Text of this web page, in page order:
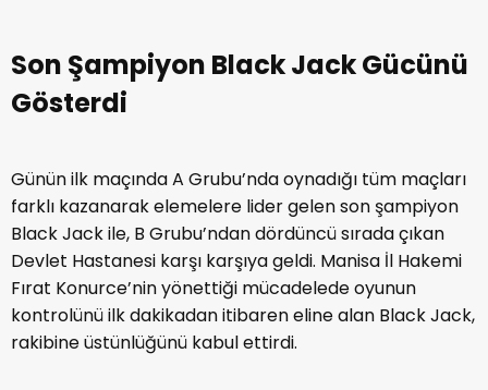
Son Şampiyon Black Jack Gücünü
Gösterdi
Günün ilk maçında A Grubu’nda oynadığı tüm maçları
farklı kazanarak elemelere lider gelen son şampiyon
Black Jack ile, B Grubu’ndan dördüncü sırada çıkan
Devlet Hastanesi karşı karşıya geldi. Manisa İl Hakemi
Fırat Konurce’nin yönettiği mücadelede oyunun
kontrolünü ilk dakikadan itibaren eline alan Black Jack,
rakibine üstünlüğünü kabul ettirdi.